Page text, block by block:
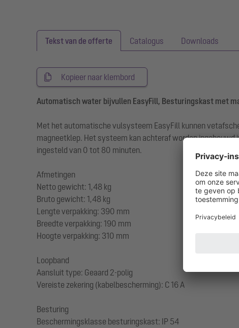
Tekst van de offerte Catalogus Downloads
Kopieer naar klembord
Automatisch water bijvullen EasyFill, Besturingskast met
Met het automatische vulsysteem EasyFill kunnen
magneetklep. Het systeem kan achteraf worden ingebouwd
ingesteld van 0 tot 80 minuten.
Afmetingen
Netto gewicht: 1,48 kg
Bruto gewicht: 1,48 kg
Lengte verpakking: 390 mm
Breedte verpakking: 190 mm
Hoogte verpakking: 310 mm
Loopband
Aansluit type: Geaard 2-polig
Vereiste zekering (kabelbescherming): C 16 A
Besturing
Beschermingsklasse besturingskast: IP 54